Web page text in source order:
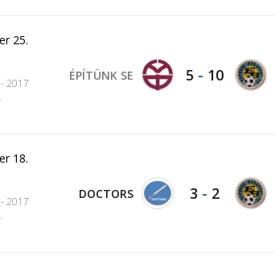
25.
2017
ÉPÍTÜNK SE 5 - 10
18.
2017
DOCTORS 3 - 2